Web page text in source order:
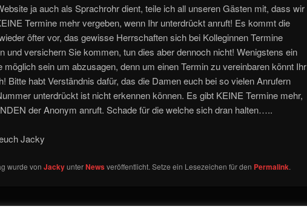
ja auch als Sprachrohr dient, teile ich all unseren Gästen mit, dass wir
Termine mehr vergeben, wenn Ihr unterdrückt anruft! Es kommt die
öfter vor, das gewisse Herrschaften sich bei Kolleginnen Termine
und versichern Sie kommen, tun dies aber dennoch nicht! Wenigstens ein
möglich sein um abzusagen, denn um einen Termin zu vereinbaren könnt Ihr
Bitte habt Verständnis dafür, das die Damen euch bei so vielen Anrufern
unterdrückt ist nicht erkennen können. Es gibt KEINE Termine mehr,
der Anonym anruft. Schade für die welche sich dran halten…..
Jacky
wurde vonJackyunterNewsveröffentlicht. Setze ein Lesezeichen für den Permalink.